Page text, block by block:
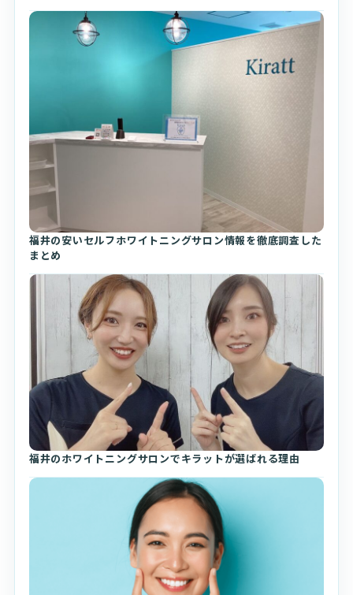
福井の安いセルフホワイトニングサロン情報を徹底調査した
まとめ
福井のホワイトニングサロンでキラットが選ばれる理由